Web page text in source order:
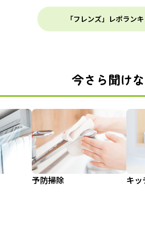
「フレンズ」レポラン
今さら聞け
予防掃除 キ